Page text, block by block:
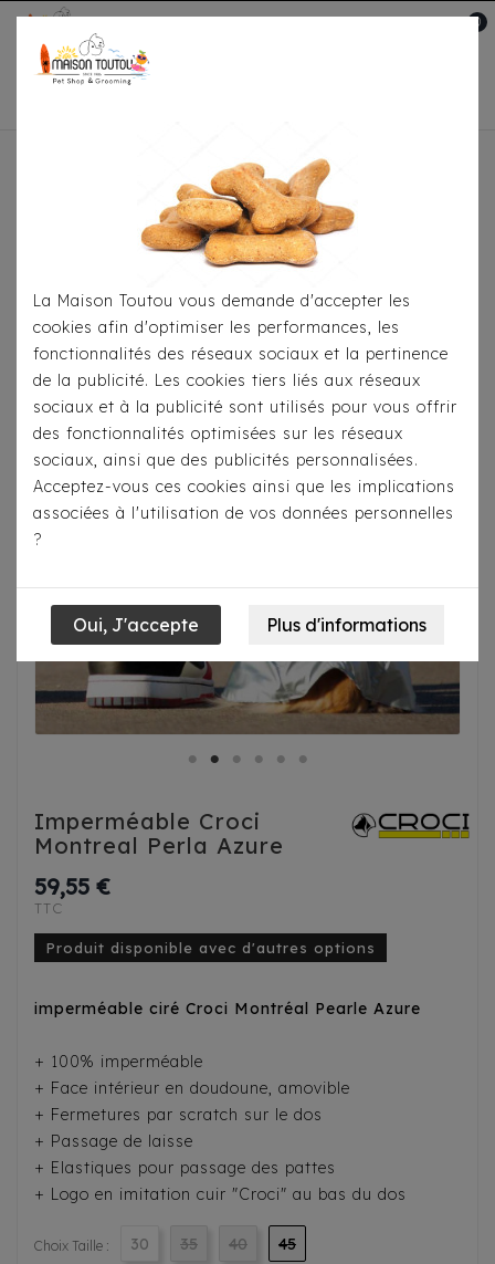
0
Accueil
Pour
Imperméables
Imperméable Croci
Montreal Perla Azure
Imperméable Croci
Montreal Perla Azure
59,55 €
TTC
Produit disponible avec d'autres options
imperméable ciré Croci Montréal Pearle Azure
+ 100% imperméable
+ Face intérieur en doudoune, amovible
+ Fermetures par scratch sur le dos
+ Passage de laisse
+ Elastiques pour passage des pattes
+ Logo en imitation cuir "Croci" au bas du dos
Choix Taille : 30 35 40 45
La Maison Toutou vous demande d'accepter les
cookies afin d'optimiser les performances, les
fonctionnalités des réseaux sociaux et la pertinence
de la publicité. Les cookies tiers liés aux réseaux
sociaux et à la publicité sont utilisés pour vous offrir
des fonctionnalités optimisées sur les réseaux
sociaux, ainsi que des publicités personnalisées.
Acceptez-vous ces cookies ainsi que les implications
associées à l'utilisation de vos données personnelles
?